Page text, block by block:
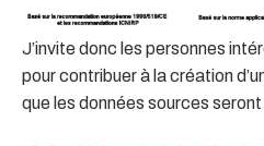
J’invite donc les personnes
pour contribuer à la création
que les données sources